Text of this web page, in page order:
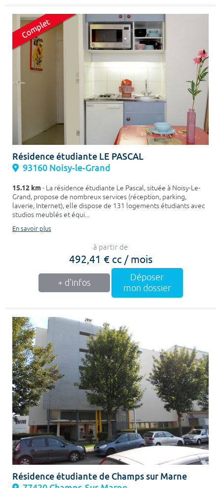
Résidence étudiante LE PASCAL
93160 Noisy-le-Grand
15.12 km- La résidence étudiante Le Pascal, située à Noisy-Le-
Grand, propose de nombreux services (réception, parking,
laverie, Internet), elle dispose de 131 logements étudiants avec
studios meublés et équi...
En savoir plus
à partir de
492,41 € cc / mois
+ d'infos
Déposer
mon dossier
Résidence étudiante de Champs sur Marne